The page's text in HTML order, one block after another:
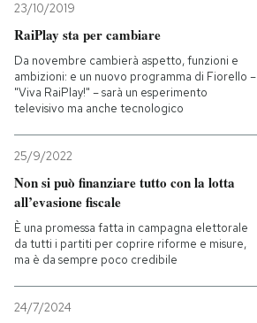
CALENDARIO
AREA PERSONALE
Entra
23/10/2019
RaiPlay sta per cambiare
Da novembre cambierà aspetto, funzioni e
ambizioni: e un nuovo programma di Fiorello –
"Viva RaiPlay!" – sarà un esperimento
televisivo ma anche tecnologico
25/9/2022
Non si può finanziare tutto con la lotta
all’evasione fiscale
È una promessa fatta in campagna elettorale
da tutti i partiti per coprire riforme e misure,
ma è da sempre poco credibile
24/7/2024